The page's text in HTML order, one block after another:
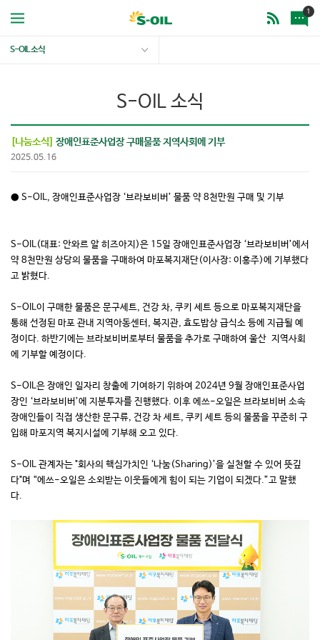
1
S-OIL 소식
S-OIL 소식
[나눔소식] 장애인표준사업장 구매물품 지역사회에 기부
2025.05.16
● S-OIL, 장애인표준사업장 ‘브라보비버’ 물품 약 8천만원 구매 및 기부
S-OIL(대표: 안와르 알 히즈아지)은 15일 장애인표준사업장 ‘브라보비버’에서
약 8천만원 상당의 물품을 구매하여 마포복지재단(이사장: 이홍주)에 기부했다
고 밝혔다.
S-OIL이 구매한 물품은 문구세트, 건강 차, 쿠키 세트 등으로 마포복지재단을
통해 선정된 마포 관내 지역아동센터, 복지관, 효도밥상 급식소 등에 지급될 예
정이다. 하반기에는 브라보비버로부터 물품을 추가로 구매하여 울산 지역사회
에 기부할 예정이다.
S-OIL은 장애인 일자리 창출에 기여하기 위하여 2024년 9월 장애인표준사업
장인 ‘브라보비버’에 지분투자를 진행했다. 이후 에쓰-오일은 브라보비버 소속
장애인들이 직접 생산한 문구류, 건강 차 세트, 쿠키 세트 등의 물품을 꾸준히 구
입해 마포지역 복지시설에 기부해 오고 있다.
S-OIL 관계자는 "회사의 핵심가치인 ‘나눔(Sharing)’을 실천할 수 있어 뜻깊
다"며 “에쓰-오일은 소외받는 이웃들에게 힘이 되는 기업이 되겠다.”고 말했
다.